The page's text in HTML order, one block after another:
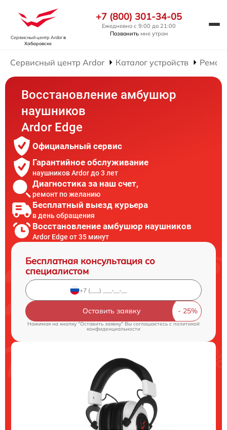
Сервисный центр Ardorв
Хабаровске
+7 (800) 301-34-05
Ежедневно с 9:00 до 21:00
Позвонить мне утром
Сервисный центр Ardor Каталог устройств
Восстановление амбушюр
наушников
Ardor Edge
Официальный сервис
Гарантийное обслуживание
наушников Ardor до 3 лет
Диагностика за наш счет,
ремонт по желанию
Бесплатный выезд курьера
в день обращения
Восстановление амбушюр наушников
Ardor Edge от 35 минут
Бесплатная консультация со
специалистом
Оставить заявку
Нажимая на кнопку "Оставить заявку" Вы соглашаетесь cполитикой
конфиденциальности